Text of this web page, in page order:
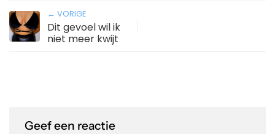
← VORIGE
Dit gevoel wil ik
niet meer kwijt
Geef een reactie